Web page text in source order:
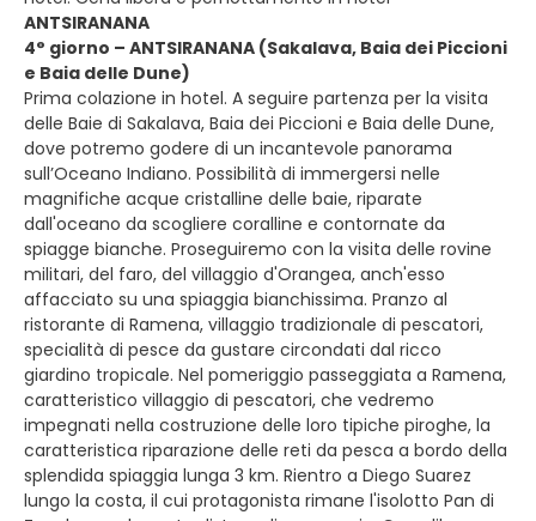
ANTSIRANANA
4° giorno – ANTSIRANANA (Sakalava, Baia dei Piccioni
e Baia delle Dune)
Prima colazione in hotel. A seguire partenza per la visita
delle Baie di Sakalava, Baia dei Piccioni e Baia delle Dune,
dove potremo godere di un incantevole panorama
sull’Oceano Indiano. Possibilità di immergersi nelle
magnifiche acque cristalline delle baie, riparate
dall'oceano da scogliere coralline e contornate da
spiagge bianche. Proseguiremo con la visita delle rovine
militari, del faro, del villaggio d'Orangea, anch'esso
affacciato su una spiaggia bianchissima. Pranzo al
ristorante di Ramena, villaggio tradizionale di pescatori,
specialità di pesce da gustare circondati dal ricco
giardino tropicale. Nel pomeriggio passeggiata a Ramena,
caratteristico villaggio di pescatori, che vedremo
impegnati nella costruzione delle loro tipiche piroghe, la
caratteristica riparazione delle reti da pesca a bordo della
splendida spiaggia lunga 3 km. Rientro a Diego Suarez
lungo la costa, il cui protagonista rimane l'isolotto Pan di